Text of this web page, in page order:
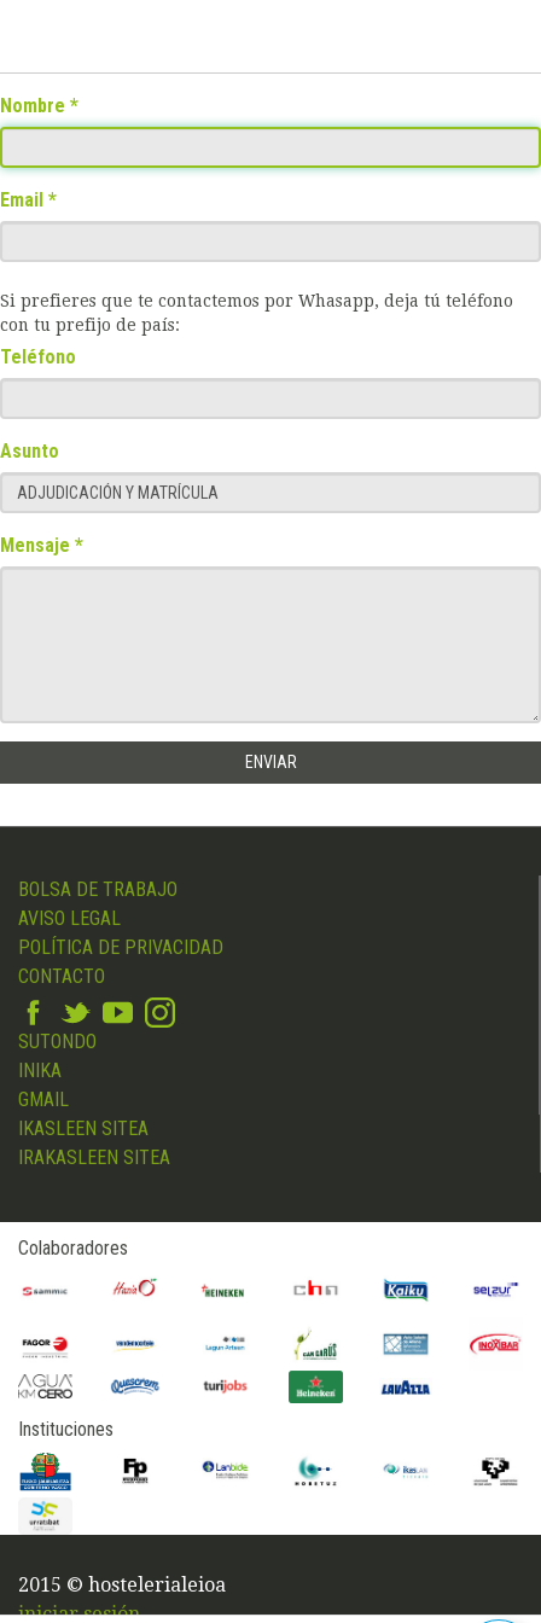
Nombre
Email
Si prefieres que te contactemos por Whasapp, deja tú teléfono
con tu prefijo de país:
Teléfono
Asunto
Mensaje
BOLSA DE TRABAJO
AVISO LEGAL
POLÍTICA DE PRIVACIDAD
CONTACTO
SUTONDO
INIKA
GMAIL
IKASLEEN SITEA
IRAKASLEEN SITEA
Colaboradores
Instituciones
2015 © hostelerialeioa
iniciar sesión